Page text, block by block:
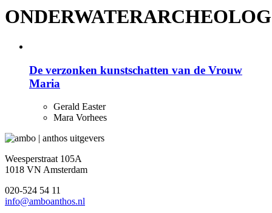
De verzonken kunstschatten van de Vrouw
Maria
Gerald Easter
Mara Vorhees
Weesperstraat 105A
1018 VN Amsterdam
020-524 54 11
info@amboanthos.nl